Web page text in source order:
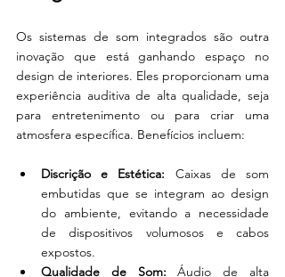
Os sistemas de som integrados são outra
inovação que está ganhando espaço no
design de interiores. Eles proporcionam uma
experiência auditiva de alta qualidade, seja
para entretenimento ou para criar uma
atmosfera específica. Benefícios incluem:
Discrição e Estética: Caixas de som
embutidas que se integram ao design
do ambiente, evitando a necessidade
de dispositivos volumosos e cabos
expostos.
Qualidade de Som: Áudio de alta